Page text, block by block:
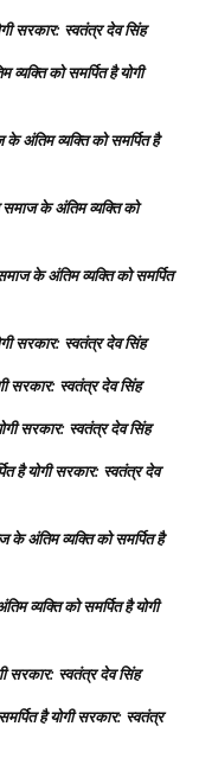
सरकार: स्वतंत्र देव सिंह
को समर्पित है योगी
के अंतिम व्यक्ति को समर्पित है
समाज के अंतिम व्यक्ति को
के अंतिम व्यक्ति को समर्पित
सरकार: स्वतंत्र देव सिंह
सरकार: स्वतंत्र देव सिंह
सरकार: स्वतंत्र देव सिंह
है योगी सरकार: स्वतंत्र देव
के अंतिम व्यक्ति को समर्पित है
व्यक्ति को समर्पित है योगी
सरकार: स्वतंत्र देव सिंह
है योगी सरकार: स्वतंत्र